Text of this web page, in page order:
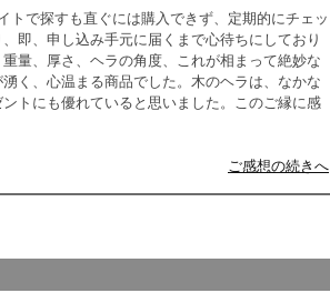
トで探すも直ぐには購入できず、定期的にチェッ
即、申し込み手元に届くまで心待ちにしており
量、厚さ、ヘラの角度、これが相まって絶妙な
く、心温まる商品でした。木のヘラは、なかな
トにも優れていると思いました。このご縁に感
ご感想の続きへ